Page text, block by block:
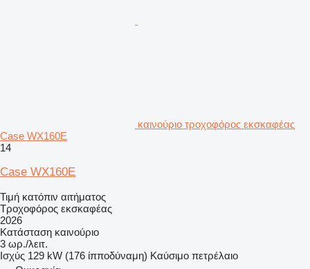
καινούριο τροχοφόρος εκσκαφέας
Case WX160E
14
Case WX160E
Τιμή κατόπιν αιτήματος
Τροχοφόρος εκσκαφέας
2026
Κατάσταση καινούριο
3 ωρ./λειτ.
Ισχύς 129 kW (176 ίπποδύναμη) Καύσιμο πετρέλαιο